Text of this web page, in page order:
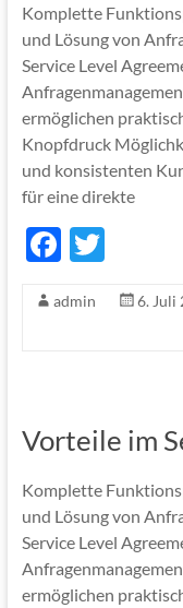
Komplette
und Lösung von
Service Level
ermöglichen
Knopfdruck
und konsistenten
für eine direkte
F
e
k
T
itt
admin 6. Juli
Vorteile im
Komplette
und Lösung von
Service Level
ermöglichen